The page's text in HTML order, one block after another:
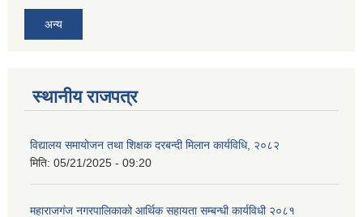
अन्य
स्थानीय राजपत्र
विद्यालय समायोजन तथा शिक्षक दरबन्दी मिलान कार्यविधि, २०८२
मिति: 05/21/2025 - 09:20
महाराजगंज नगरपालिकाको आर्थिक सहायता सम्बन्धी कार्यविधी २०८१